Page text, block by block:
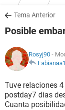
SALUD
NUTRICIÓN
BIENESTAR
Tema Anterior
Posible
Rosyj90 -
Tuve relaciones
postday7 dias
Cuanta